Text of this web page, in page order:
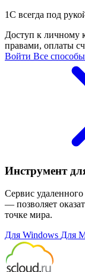
1С всегда под
Доступ к личному
правами, оплаты
Войти Все
Инструмент
Сервис
— позволяет
точке мира.
Для Windows Для